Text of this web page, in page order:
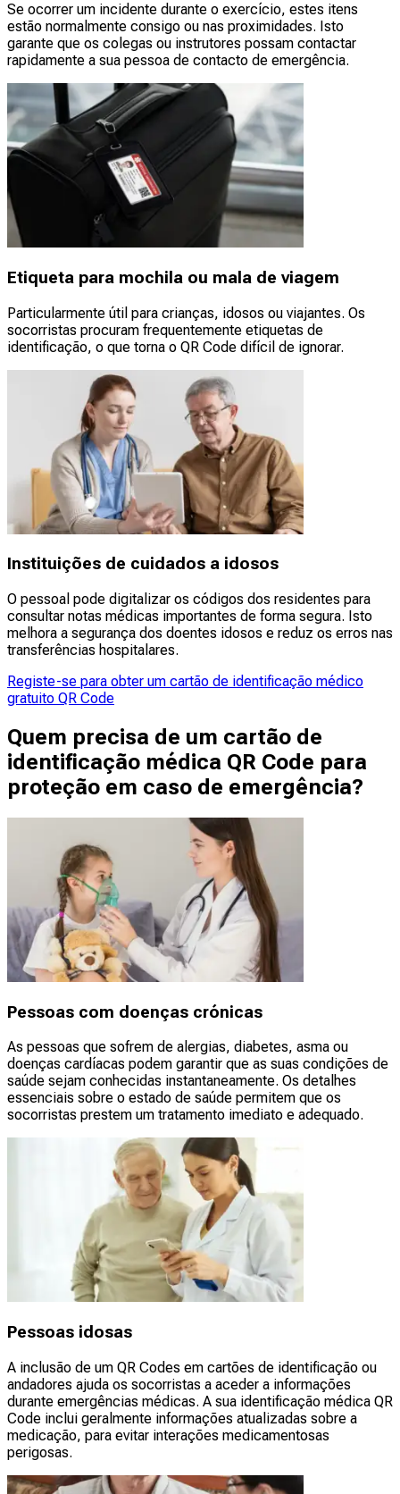
Se ocorrer um incidente durante o exercício, estes itens
estão normalmente consigo ou nas proximidades. Isto
garante que os colegas ou instrutores possam contactar
rapidamente a sua pessoa de contacto de emergência.
Etiqueta para mochila ou mala de viagem
Particularmente útil para crianças, idosos ou viajantes. Os
socorristas procuram frequentemente etiquetas de
identificação, o que torna o QR Code difícil de ignorar.
Instituições de cuidados a idosos
O pessoal pode digitalizar os códigos dos residentes para
consultar notas médicas importantes de forma segura. Isto
melhora a segurança dos doentes idosos e reduz os erros nas
transferências hospitalares.
Registe-se para obter um cartão de identificação médico
gratuito QR Code
Quem precisa de um cartão de
identificação médica QR Code para
proteção em caso de emergência?
Pessoas com doenças crónicas
As pessoas que sofrem de alergias, diabetes, asma ou
doenças cardíacas podem garantir que as suas condições de
saúde sejam conhecidas instantaneamente. Os detalhes
essenciais sobre o estado de saúde permitem que os
socorristas prestem um tratamento imediato e adequado.
Pessoas idosas
A inclusão de um QR Codes em cartões de identificação ou
andadores ajuda os socorristas a aceder a informações
durante emergências médicas. A sua identificação médica QR
Code inclui geralmente informações atualizadas sobre a
medicação, para evitar interações medicamentosas
perigosas.